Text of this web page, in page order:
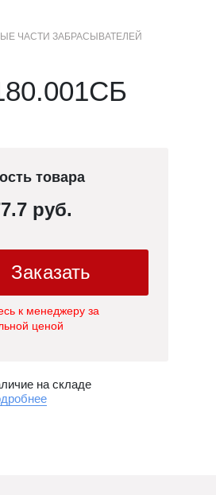
ЧАСТИ ЗАБРАСЫВАТЕЛЕЙ
товара
руб.
Заказать
к менеджеру за
ценой
на складе